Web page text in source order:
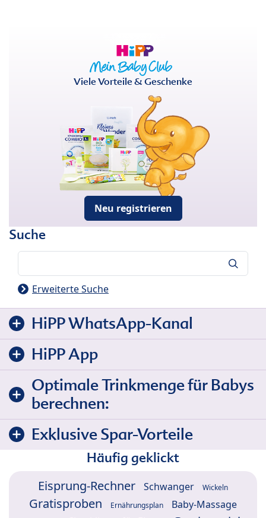
Viele Vorteile & Geschenke
Neu registrieren
Suche
Erweiterte Suche
HiPP WhatsApp-Kanal
HiPP App
Optimale Trinkmenge für Babys
berechnen:
Exklusive Spar-Vorteile
Häufig geklickt
Eisprung-Rechner Schwanger Wickeln
Gratisproben Ernährungsplan Baby-Massage